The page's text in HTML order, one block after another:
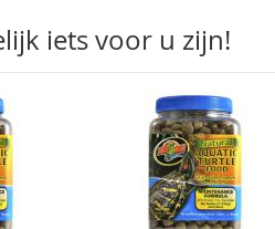
iets voor u zijn!